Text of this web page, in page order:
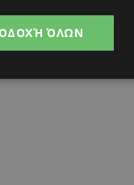
ΌΛΩΝ